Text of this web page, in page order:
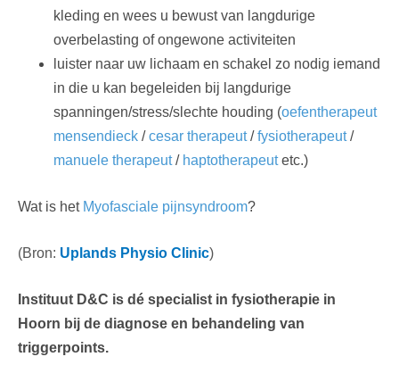
kleding en wees u bewust van langdurige
overbelasting of ongewone activiteiten
luister naar uw lichaam en schakel zo nodig iemand
in die u kan begeleiden bij langdurige
spanningen/stress/slechte houding (oefentherapeut
mensendieck /cesar therapeut/fysiotherapeut/
manuele therapeut/ haptotherapeutetc.)
Wat is het Myofasciale pijnsyndroom?
(Bron: Uplands Physio Clinic)
Instituut D&C is dé specialist in fysiotherapie in
Hoorn bij de diagnose en behandeling van
triggerpoints.